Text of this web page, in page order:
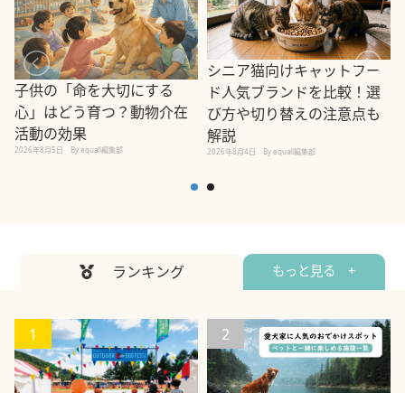
子供の「命を大切にする
心」はどう育つ？動物介在
活動の効果
2026年8月5日 By equall編集部
シニア猫向けキャットフー
ド人気ブランドを比較！選
び方や切り替えの注意点も
解説
2026年8月4日 By equall編集部
ランキング もっと見る +
1 2